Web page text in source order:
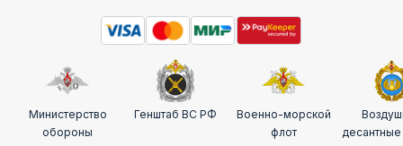
Министерство
обороны
Генштаб ВС РФ
Военно-морской
флот
десантные